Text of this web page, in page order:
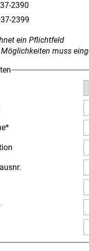
2390
2399
ein Pflichtfeld
muss
*